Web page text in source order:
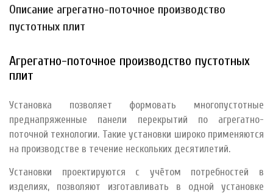
Описание агрегатно-поточное производство
пустотных плит
Агрегатно-поточное производство пустотных
плит
Установка позволяет формовать многопустотные
преднапряженные панели перекрытий по агрегатно-
поточной технологии. Такие установки широко применяются
на производстве в течение нескольких десятилетий.
Установки проектируются с учётом потребностей в
изделиях, позволяют изготавливать в одной установке